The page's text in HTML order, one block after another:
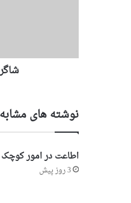
نوشته های مشابه
اطاعت در امور کوچک
3 روز پیش